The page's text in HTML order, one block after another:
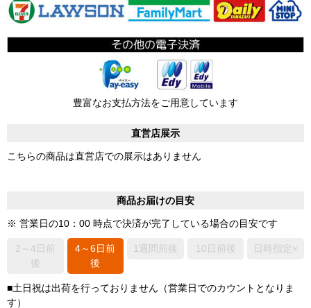
豊富なお支払方法をご用意しています
直営店展示
こちらの商品は直営店での展示はありません
商品お届けの目安
※ 営業日の10：00 時点で決済が完了している場合の目安です
2～4日前
後
4～6日前
後
1週間前後 10日前後 日時指定×
■土日祝は出荷を行っておりません（営業日でのカウントとなりま
す）